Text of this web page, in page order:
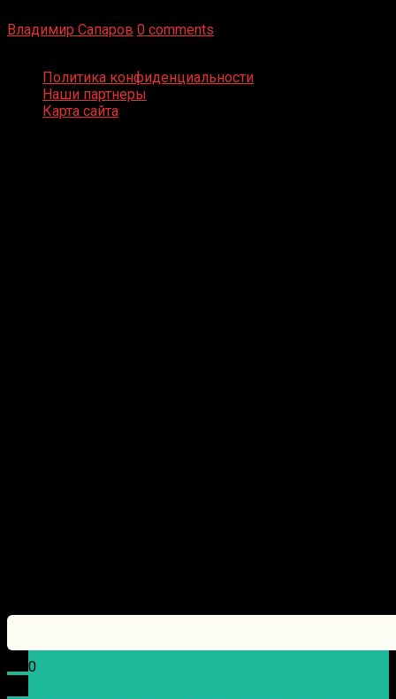
Владимир Сапаров 0 comments
Политика конфиденциальности
Наши партнеры
Карта сайта
0